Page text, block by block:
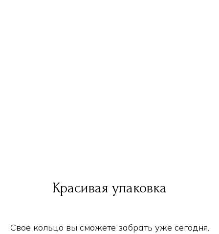
Красивая упаковка
Свое кольцо вы сможете забрать уже сегодня.